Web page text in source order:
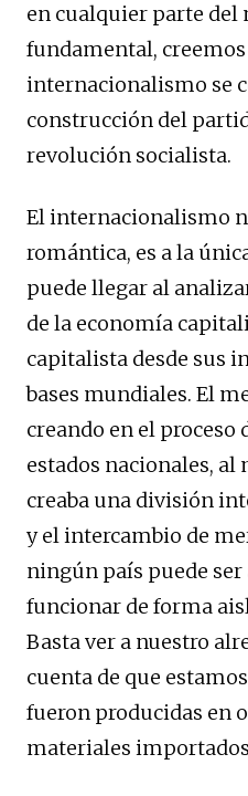
en cualquier parte del
fundamental,
internacionalismo se
construcción del
revolución socialista.
El internacionalismo
romántica, es a la
puede llegar al
de la economía
capitalista desde sus
bases mundiales. El
creando en el proceso
estados nacionales,
creaba una división
y el intercambio de
ningún país puede
funcionar de forma
Basta ver a nuestro
cuenta de que
fueron producidas en
materiales